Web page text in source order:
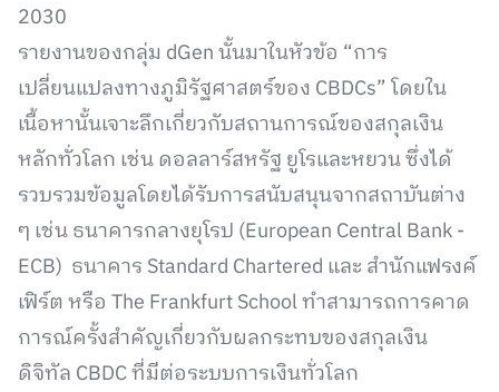
2030
รายงานของกลุ่ม dGen นั้นมาในหัวข้อ “การ
เปลี่ยนแปลงทางภูมิรัฐศาสตร์ของ CBDCs” โดยใน
เนื้อหานั้นเจาะลึกเกี่ยวกับสถานการณ์ของสกุลเงิน
หลักทั่วโลก เช่น ดอลลาร์สหรัฐ ยูโรและหยวน ซึ่งได้
รวบรวมข้อมูลโดยได้รับการสนับสนุนจากสถาบันต่าง
ๆ เช่น ธนาคารกลางยุโรป (European Central Bank -
ECB) ธนาคาร Standard Chartered และ สำนักแฟรงค์
เฟิร์ต หรือ The Frankfurt School ทำสามารถการคาด
การณ์ครั้งสำคัญเกี่ยวกับผลกระทบของสกุลเงิน
ดิจิทัล CBDC ที่มีต่อระบบการเงินทั่วโลก